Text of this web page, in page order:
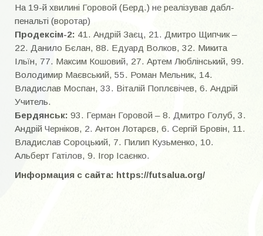
Гусев Валерий Викторович
Делалов Михаил Константинович
Дехтяр Николай
Доровский Юрий Михайлович
Доценко Иван Владимирович
Жак Олег Константинович
Исаев Владимир Георгиевич
Ищенко Владислав Фёдорович
На 19-й хвилині Горовой (Берд.) не реалізував дабл-
пенальті (воротар)
Продексім-2: 41. Андрій Заєц, 21. Дмитро Щипчик –
22. Данило Бєлан, 88. Едуард Волков, 32. Микита
Ільїн, 77. Максим Кошовий, 27. Артем Люблінський, 99.
Володимир Маєвський, 55. Роман Мельник, 14.
Владислав Моспан, 33. Віталій Поплєвічев, 6. Андрій
Учитель.
Бердянськ: 93. Герман Горовой – 8. Дмитро Голуб, 3.
Андрій Черніков, 2. Антон Лотарєв, 6. Сергій Бровін, 11.
Владислав Сороцький, 7. Пилип Кузьменко, 10.
Альберт Гатілов, 9. Ігор Ісаєнко.
Информация с сайта: https://futsalua.org/